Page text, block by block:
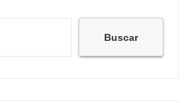
Buscar